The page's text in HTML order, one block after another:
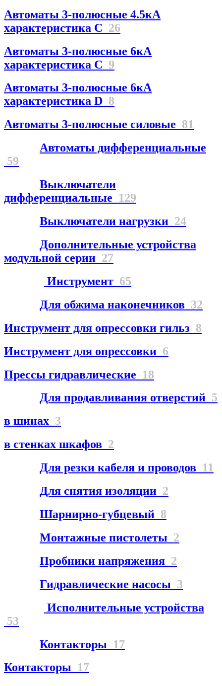
Автоматы 3-полюсные 4.5кА
характеристика С 26
Автоматы 3-полюсные 6кА
характеристика C 9
Автоматы 3-полюсные 6кА
характеристика D 8
Автоматы 3-полюсные силовые 81
Автоматы дифференциальные
59
Выключатели
дифференциальные 129
Выключатели нагрузки 24
Дополнительные устройства
модульной серии 27
Инструмент 65
Для обжима наконечников 32
Инструмент для опрессовки гильз 8
Инструмент для опрессовки 6
Прессы гидравлические 18
Для продавливания отверстий 5
в шинах 3
в стенках шкафов 2
Для резки кабеля и проводов 11
Для снятия изоляции 2
Шарнирно-губцевый 8
Монтажные пистолеты 2
Пробники напряжения 2
Гидравлические насосы 3
Исполнительные устройства
53
Контакторы 17
Контакторы 17